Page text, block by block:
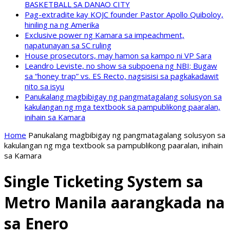
BASKETBALL SA DANAO CITY
Pag-extradite kay KOJC founder Pastor Apollo Quiboloy,
hiniling na ng Amerika
Exclusive power ng Kamara sa impeachment,
napatunayan sa SC ruling
House prosecutors, may hamon sa kampo ni VP Sara
Leandro Leviste, no show sa subpoena ng NBI; Bugaw
sa “honey trap” vs. ES Recto, nagsisisi sa pagkakadawit
nito sa isyu
Panukalang magbibigay ng pangmatagalang solusyon sa
kakulangan ng mga textbook sa pampublikong paaralan,
inihain sa Kamara
Home Panukalang magbibigay ng pangmatagalang solusyon sa
kakulangan ng mga textbook sa pampublikong paaralan, inihain
sa Kamara
Single Ticketing System sa
Metro Manila aarangkada na
sa Enero